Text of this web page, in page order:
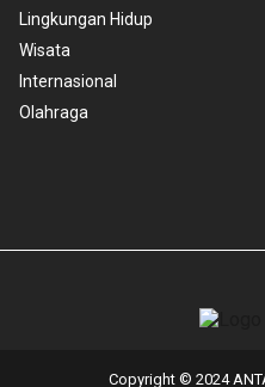
Lingkungan Hidup
Wisata
Internasional
Olahraga
Copyright © 2024